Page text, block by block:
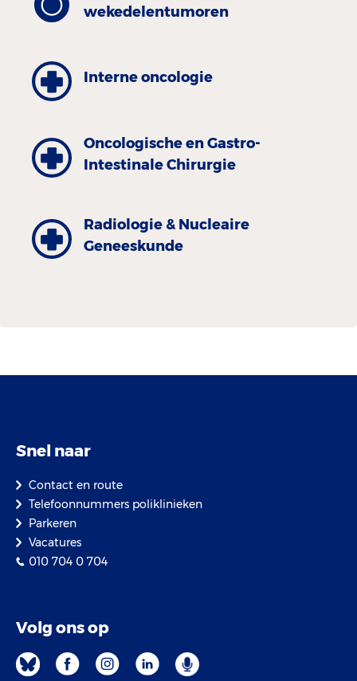
wekedelentumoren
Interne oncologie
Oncologische en Gastro-
Intestinale Chirurgie
Radiologie & Nucleaire
Geneeskunde
Snel naar
Contact en route
Telefoonnummers poliklinieken
Parkeren
Vacatures
010 704 0 704
Volg ons op